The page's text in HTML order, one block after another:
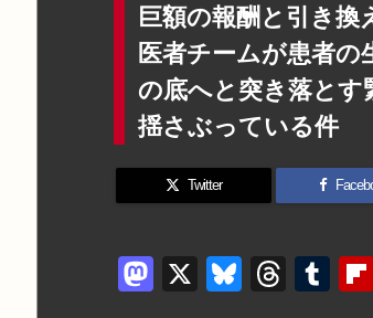
巨額の報酬と引き換
医者チームが患者の
の底へと突き落とす
揺さぶっている件
Twitter
M X
Bl T
T